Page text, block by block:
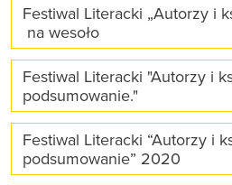
Festiwal Literacki „Autorzy i
na wesoło
Festiwal Literacki "Autorzy i
podsumowanie."
Festiwal Literacki “Autorzy i
podsumowanie” 2020